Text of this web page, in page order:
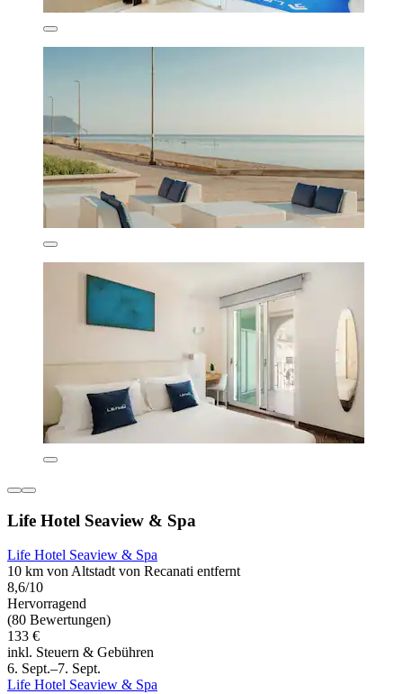
Life Hotel Seaview & Spa
Life Hotel Seaview & Spa
10 km von Altstadt von Recanati entfernt
8,6/10
Hervorragend
(80 Bewertungen)
133 €
inkl. Steuern & Gebühren
6. Sept.–7. Sept.
Life Hotel Seaview & Spa